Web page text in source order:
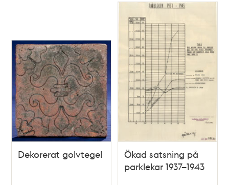
Dekorerat golvtegel
Ökad satsning på
parklekar 1937–1943